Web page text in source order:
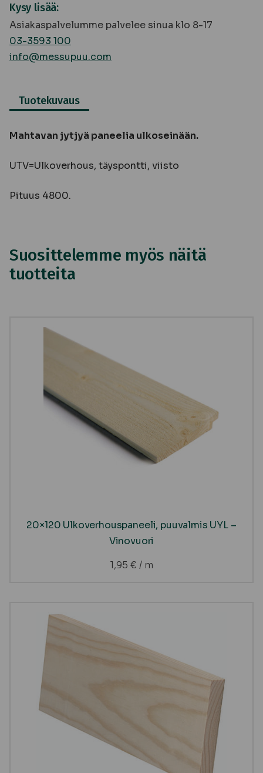
Kysy lisää:
Asiakaspalvelumme palvelee sinua klo 8-17
03-3593 100
info@messupuu.com
Tuotekuvaus
Mahtavan jytjyä paneelia ulkoseinään.
UTV=Ulkoverhous, täyspontti, viisto
Pituus 4800.
Suosittelemme myös näitä
tuotteita
20×120 Ulkoverhouspaneeli, puuvalmis UYL –
Vinovuori
1,95 € / m